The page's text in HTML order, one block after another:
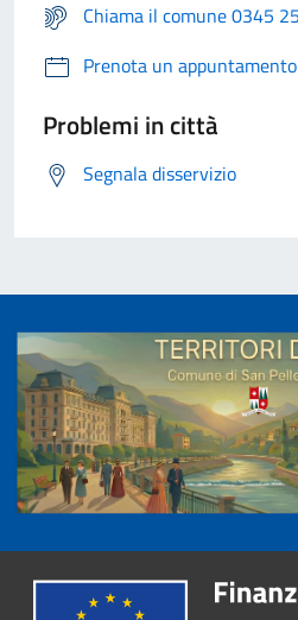
Chiama il comune 0345
Prenota un appuntamento
Problemi in città
Segnala disservizio